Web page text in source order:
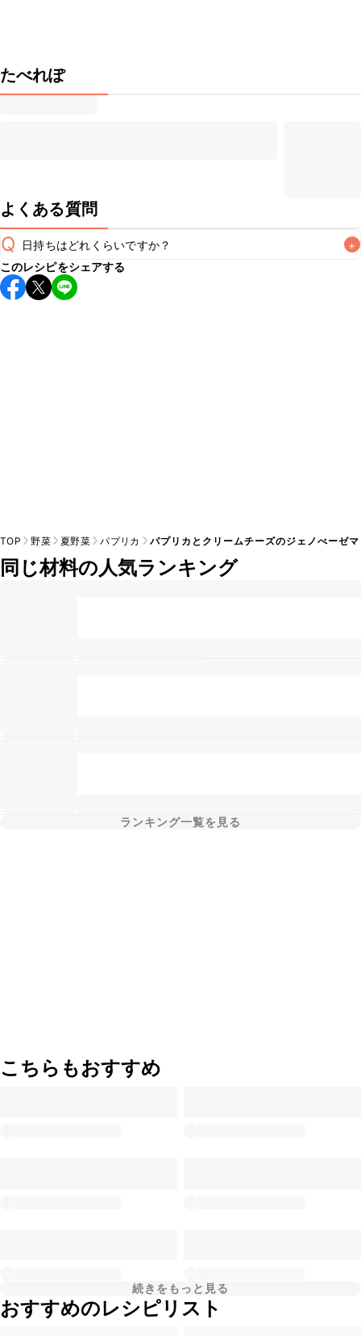
たべれぽ
よくある質問
Q 日持ちはどれくらいですか？ +
保存期間は冷蔵で当日中が目安です。なるべくお早めにお召
し上がりください。
このレシピをシェアする
TOP 野菜 夏野菜 パプリカ パプリカとクリームチーズのジェノべーゼ
同じ材料の人気ランキング
ランキング一覧を見る
こちらもおすすめ
続きをもっと見る
おすすめのレシピリスト